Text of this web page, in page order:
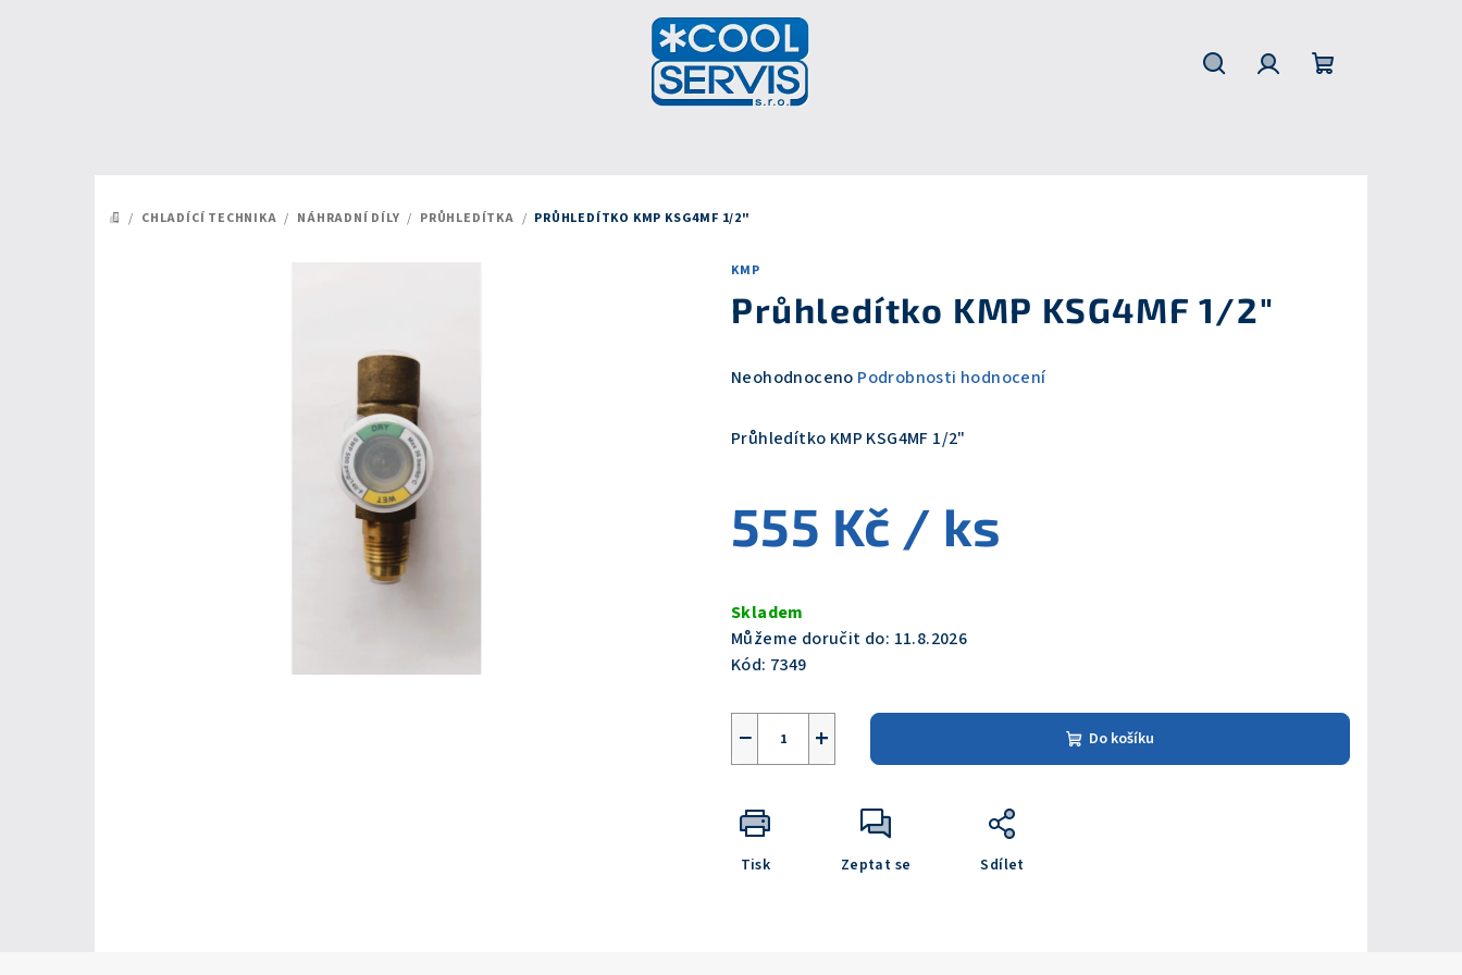
DOMŮ
/ CHLADÍCÍ TECHNIKA / NÁHRADNÍ DÍLY / PRŮHLEDÍTKA / PRŮHLEDÍTKO KMP KSG4MF 1/2"
KMP
Průhledítko KMP KSG4MF 1/2"
Průměrné
produktu
z
5
Neohodnoceno Podrobnosti hodnocení
Průhledítko KMP KSG4MF 1/2"
555 Kč / ks
cena:
Skladem
Můžeme doručit do: 11.8.2026
Kód: 7349
+
− Do košíku
Tisk Zeptat se Sdílet